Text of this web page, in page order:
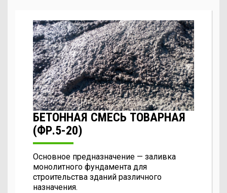
БЕТОННАЯ СМЕСЬ ТОВАРНАЯ
(ФР.5-20)
Основное предназначение — заливка
монолитного фундамента для
строительства зданий различного
назначения.